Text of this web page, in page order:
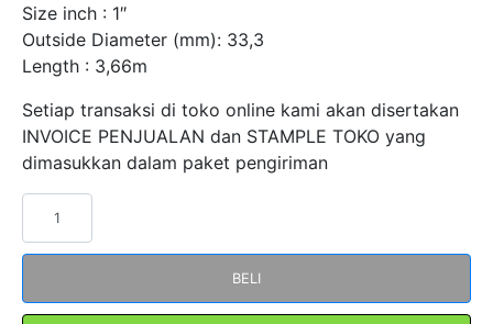
Size inch : 1″
Outside Diameter (mm): 33,3
Length : 3,66m
Setiap transaksi di toko online kami akan disertakan
INVOICE PENJUALAN dan STAMPLE TOKO yang
dimasukkan dalam paket pengiriman
Conduit
Listrik
BELI